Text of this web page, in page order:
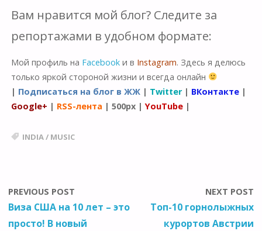
Вам нравится мой блог? Следите за
репортажами в удобном формате:
Мой профиль на Facebookи в Instagram. Здесь я делюсь
только яркой стороной жизни и всегда онлайн
| Подписаться на блог в ЖЖ| Twitter| ВКонтакте|
Google+ | RSS-лента | 500px|YouTube|
INDIA/ MUSIC
PREVIOUS POST
Виза США на 10 лет – это
просто! В новый
NEXT POST
Топ-10 горнолыжных
курортов Австрии